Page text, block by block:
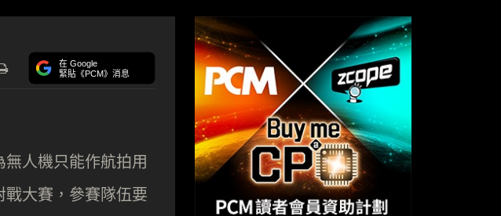
在 Google
緊貼《PCM》消息
人機只能作航拍用
大賽，參賽隊伍要